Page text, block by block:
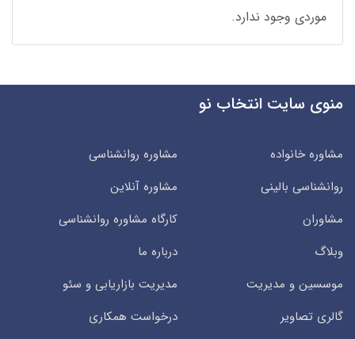
موردی وجود ندارد.
منوی سایت انتخاب نو
مشاوره خانواده
مشاوره روانشناسی
روانشناسی بالینی
مشاوره آنلاین
مشاوران
کارگاه مشاوره روانشناسی
وبلاگ
درباره ما
موسسین و مدیریت
مدیریت بازاریابی و سئو
گالری تصاویر
درخواست همکاری